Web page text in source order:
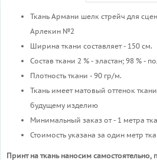
Ткань Армани шелк стрейч для
Арлекин №2
Ширина ткани составляет - 150 см.
Состав ткани 2 % - эластан; 98 % -
Плотность ткани - 90 гр/м.
Ткань имеет матовый оттенок
будущему изделию
Минимальный заказ от - 1 метра
Стоимость указана за один метр
Принт на ткань наносим